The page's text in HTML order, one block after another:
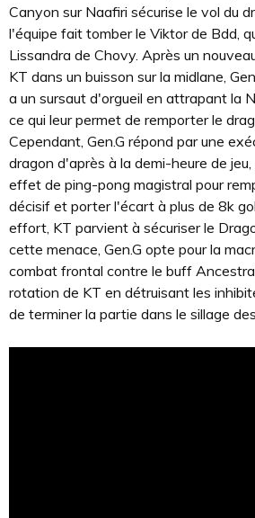
Canyon sur Naafiri sécurise le vol du
l'équipe fait tomber le Viktor de Bdd,
Lissandra de Chovy. Après un
KT dans un buisson sur la midlane,
a un sursaut d'orgueil en attrapant la
ce qui leur permet de remporter le
Cependant, Gen.G répond par une
dragon d'après à la demi-heure de
effet de ping-pong magistral pour
décisif et porter l'écart à plus de 8k
effort, KT parvient à sécuriser le
cette menace, Gen.G opte pour la
combat frontal contre le buff
rotation de KT en détruisant les
de terminer la partie dans le sillage